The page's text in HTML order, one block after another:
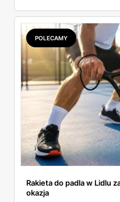
POLECAMY
Rakieta do padla w Lidlu
okazja